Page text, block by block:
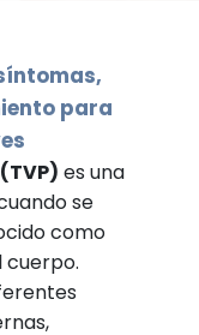
para
es una
se
como
cuerpo.